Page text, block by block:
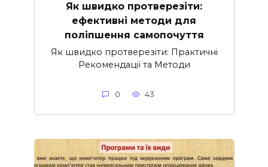
Як швидко протверезіти:
ефективні методи для
поліпшення самопочуття
Як швидко протверезіти: Практичні
Рекомендації та Методи
0 43